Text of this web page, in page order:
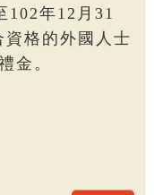
102年12月31
資格的外國人士
金。